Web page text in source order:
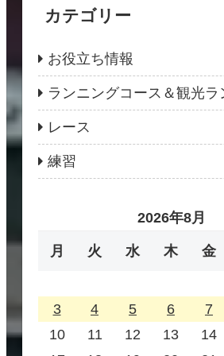
カテゴリー
お役立ち情報
ランニングコース＆観光ラ
レース
練習
2026年8月
月 火 水 木 金
3
4 5 6 7
10
11 12 13 14